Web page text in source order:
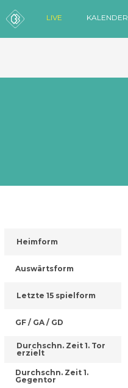
LIVE KALENDER
Heimform
Auswärtsform
Letzte 15 spielform
GF / GA / GD
Durchschn. Zeit 1. Tor
erzielt
Durchschn. Zeit 1.
Gegentor